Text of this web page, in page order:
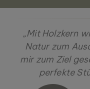
„Mit Holzkern
Natur zum
mir zum Ziel
perfekte